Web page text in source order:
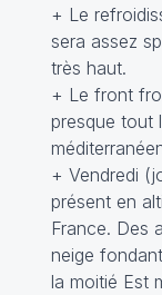
+ Le
sera assez
très haut.
+ Le front
presque tout
+ Vendredi
présent en
France. Des
neige
la moitié Est